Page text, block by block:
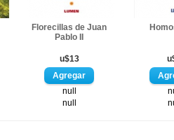
Florecillas de Juan
Pablo II
u$13
null
null